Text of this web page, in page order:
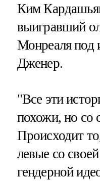
Ким
выигравший
Монреаля
Дженер.
"Все эти
похожи, но со
Происходит
левые со
гендерной